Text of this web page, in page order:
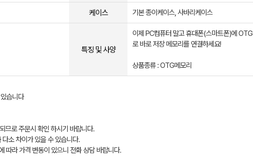
케이스 기본 종이케이스, 사바리케이스
특징 및 사양
이제 PC컴퓨터 말고 휴대폰(스마트폰)에 OTG
로 바로 저장 메모리를 연결하세요!
상품종류 : OTG메모리
습니다
므로 주문시 확인 하시기 바랍니다.
소 차이가 있을 수 있습니다.
따라 가격 변동이 있으니 전화 상담 바랍니다.